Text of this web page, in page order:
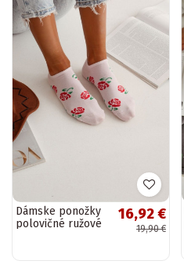
Dámske ponožky
polovičné ružové
16,92 €
19,90 €